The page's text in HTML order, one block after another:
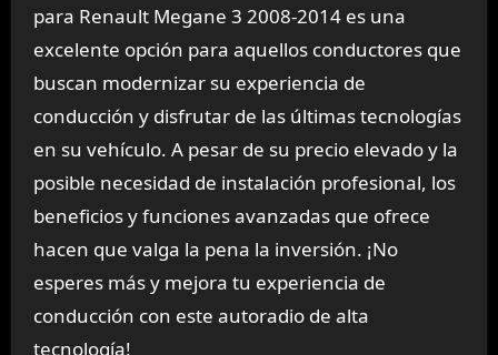
para Renault Megane 3 2008-2014 es una
excelente opción para aquellos conductores que
buscan modernizar su experiencia de
conducción y disfrutar de las últimas tecnologías
en su vehículo. A pesar de su precio elevado y la
posible necesidad de instalación profesional, los
beneficios y funciones avanzadas que ofrece
hacen que valga la pena la inversión. ¡No
esperes más y mejora tu experiencia de
conducción con este autoradio de alta
tecnología!